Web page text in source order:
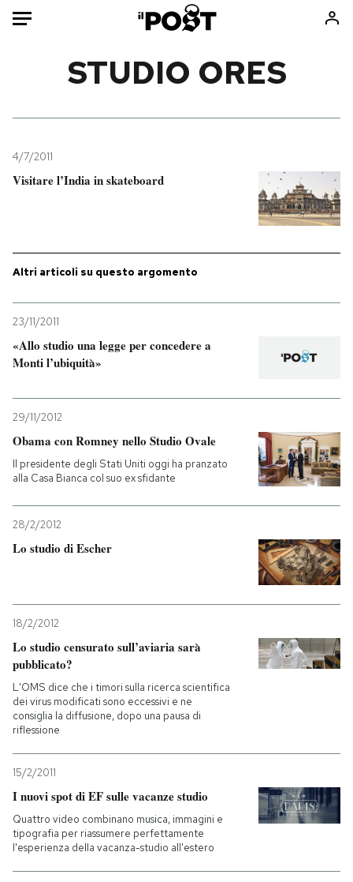
Mondo
Politica
Cultura
Sport
Ok Boomer!
NEWSLETTER
SHOP
AREA PERSONALE
STUDIO ORES
4/7/2011
Visitare l’India in skateboard
Altri articoli su questo argomento
23/11/2011
«Allo studio una legge per concedere a
Monti l’ubiquità»
29/11/2012
Obama con Romney nello Studio Ovale
Il presidente degli Stati Uniti oggi ha pranzato
alla Casa Bianca col suo ex sfidante
28/2/2012
Lo studio di Escher
18/2/2012
Lo studio censurato sull’aviaria sarà
pubblicato?
L'OMS dice che i timori sulla ricerca scientifica
dei virus modificati sono eccessivi e ne
consiglia la diffusione, dopo una pausa di
riflessione
15/2/2011
I nuovi spot di EF sulle vacanze studio
Quattro video combinano musica, immagini e
tipografia per riassumere perfettamente
l'esperienza della vacanza-studio all'estero